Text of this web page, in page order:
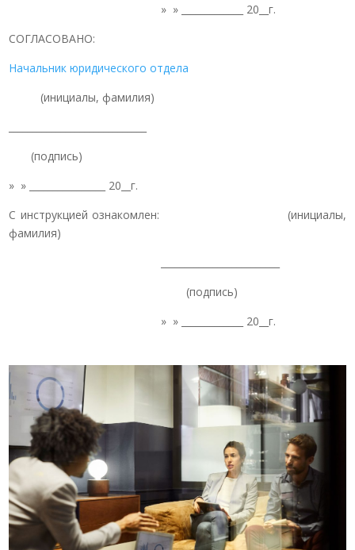
» » _____________ 20__г.
СОГЛАСОВАНО:
Начальник юридического отдела
(инициалы, фамилия)
(подпись)
» » ________________ 20__г.
С инструкцией ознакомлен: (инициалы,
фамилия)
(подпись)
» » _____________ 20__г.